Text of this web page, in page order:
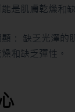
是肌膚乾燥和
： 缺乏光澤的
和缺乏彈性。